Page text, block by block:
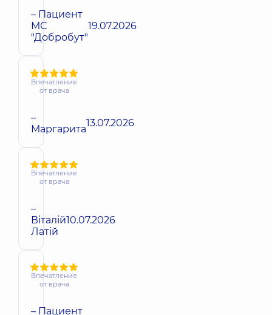
– Пациент
МС
"Добробут"
19.07.2026
Впечатление
от врача
–
Маргарита13.07.2026
Впечатление
от врача
–
Віталій
Латій
10.07.2026
Впечатление
от врача
– Пациент